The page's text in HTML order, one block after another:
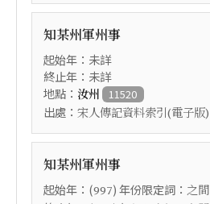
知某州軍州事
起始年：未詳
終止年：未詳
地點： 汝州 11520
出處： 宋人傳記資料索引(電子版)
知某州軍州事
起始年：(997) 年份限定詞： 之間